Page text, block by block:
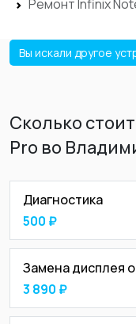
Ремонт Infinix
Вы искали другое
Сколько
Pro во
Диагностика
500 ₽
Замена дисплея
3 890 ₽